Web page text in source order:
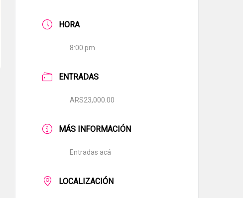
HORA
8:00 pm
ENTRADAS
ARS23,000.00
MÁS INFORMACIÓN
Entradas acá
LOCALIZACIÓN